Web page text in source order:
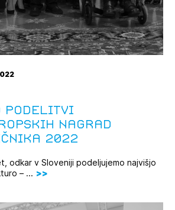
podelitvi
nagrad
2022
odkar v Sloveniji podeljujemo najvišjo
– ...